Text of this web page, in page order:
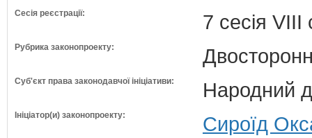
Сесія реєстрації: 7 сесія VIII
Рубрика законопроекту:
Суб'єкт права законодавчої ініціативи: Народний
Ініціатор(и) законопроекту:
Сироїд